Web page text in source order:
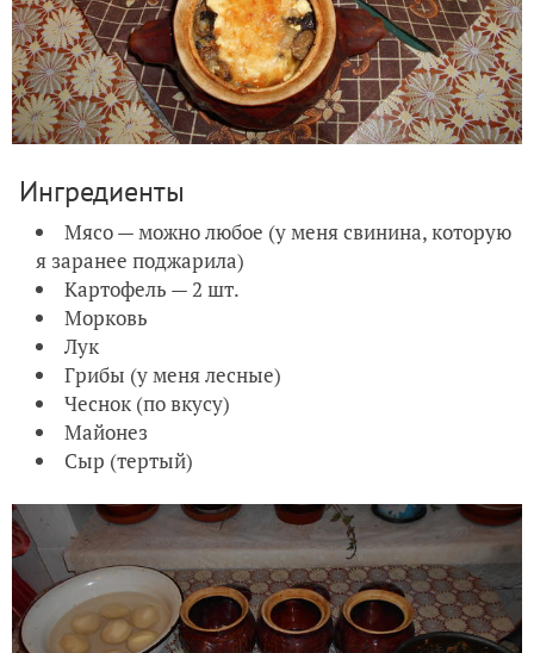
Ингредиенты
Мясо — можно любое (у меня свинина, которую
я заранее поджарила)
Картофель — 2 шт.
Морковь
Лук
Грибы (у меня лесные)
Чеснок (по вкусу)
Майонез
Сыр (тертый)